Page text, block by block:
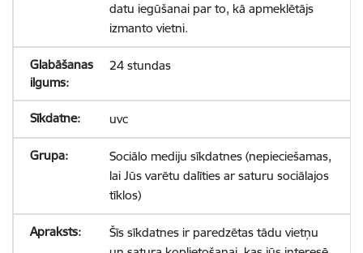
datu iegūšanai par to, kā apmeklētājs
izmanto vietni.
24 stundas
uvc
Sociālo mediju sīkdatnes (nepieciešamas,
lai Jūs varētu dalīties ar saturu sociālajos
tīklos)
Šīs sīkdatnes ir paredzētas tādu vietņu